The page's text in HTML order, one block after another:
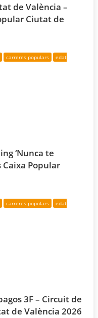
de València –
Ciutat de
carreres populars
edat
‘Nunca te
Caixa Popular
carreres populars
edat
3F – Circuit de
de València 2026